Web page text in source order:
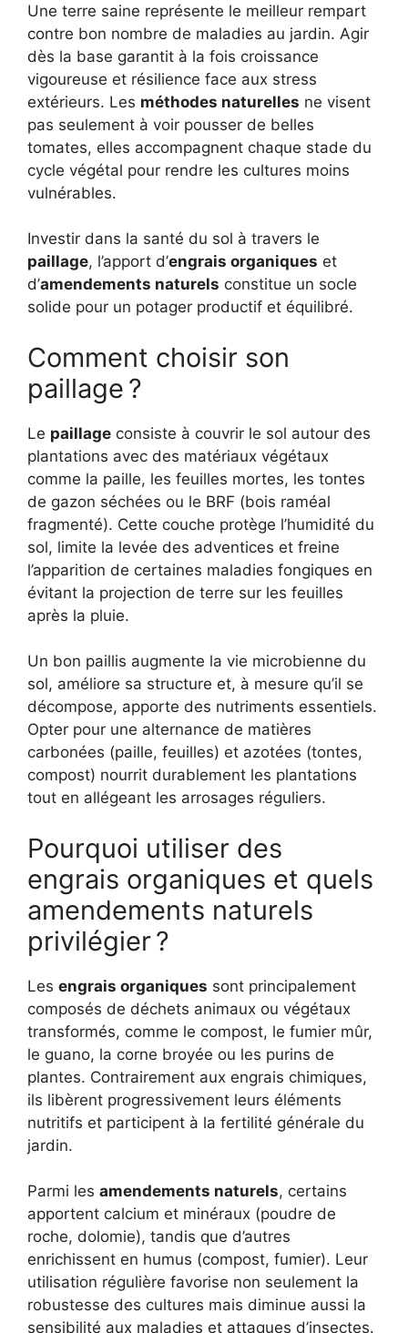
Une terre saine représente le meilleur rempart
contre bon nombre de maladies au jardin. Agir
dès la base garantit à la fois croissance
vigoureuse et résilience face aux stress
extérieurs. Les méthodes naturelles ne visent
pas seulement à voir pousser de belles
tomates, elles accompagnent chaque stade du
cycle végétal pour rendre les cultures moins
vulnérables.
Investir dans la santé du sol à travers le
paillage, l’apport d’engrais organiques et
d’amendements naturels constitue un socle
solide pour un potager productif et équilibré.
Comment choisir son
paillage ?
Le paillage consiste à couvrir le sol autour des
plantations avec des matériaux végétaux
comme la paille, les feuilles mortes, les tontes
de gazon séchées ou le BRF (bois raméal
fragmenté). Cette couche protège l’humidité du
sol, limite la levée des adventices et freine
l’apparition de certaines maladies fongiques en
évitant la projection de terre sur les feuilles
après la pluie.
Un bon paillis augmente la vie microbienne du
sol, améliore sa structure et, à mesure qu’il se
décompose, apporte des nutriments essentiels.
Opter pour une alternance de matières
carbonées (paille, feuilles) et azotées (tontes,
compost) nourrit durablement les plantations
tout en allégeant les arrosages réguliers.
Pourquoi utiliser des
engrais organiques et quels
amendements naturels
privilégier ?
Les engrais organiques sont principalement
composés de déchets animaux ou végétaux
transformés, comme le compost, le fumier mûr,
le guano, la corne broyée ou les purins de
plantes. Contrairement aux engrais chimiques,
ils libèrent progressivement leurs éléments
nutritifs et participent à la fertilité générale du
jardin.
Parmi les amendements naturels, certains
apportent calcium et minéraux (poudre de
roche, dolomie), tandis que d’autres
enrichissent en humus (compost, fumier). Leur
utilisation régulière favorise non seulement la
robustesse des cultures mais diminue aussi la
sensibilité aux maladies et attaques d’insectes.